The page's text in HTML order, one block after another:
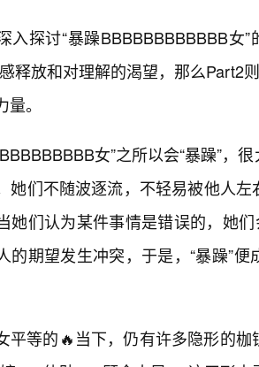
入探讨“暴躁BBBBBBBBBBBB女
释放和对理解的渴望，那么Part2
。
女”之所以会“暴躁”，
她们不随波逐流，不轻易被他人左
她们认为某件事情是错误的，她们
的期望发生冲突，于是，“暴躁”
平等的🔥当下，仍有许多隐形的